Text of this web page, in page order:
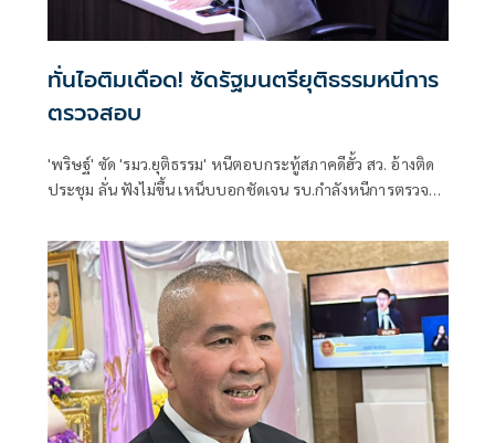
ทั่นไอติมเดือด! ซัดรัฐมนตรียุติธรรมหนีการ
ตรวจสอบ
'พริษฐ์' ซัด 'รมว.ยุติธรรม' หนีตอบกระทู้สภาคดีฮั้ว สว. อ้างติด
ประชุม ลั่น ฟังไม่ขึ้น เหน็บบอกชัดเจน รบ.กำลังหนีการตรวจ